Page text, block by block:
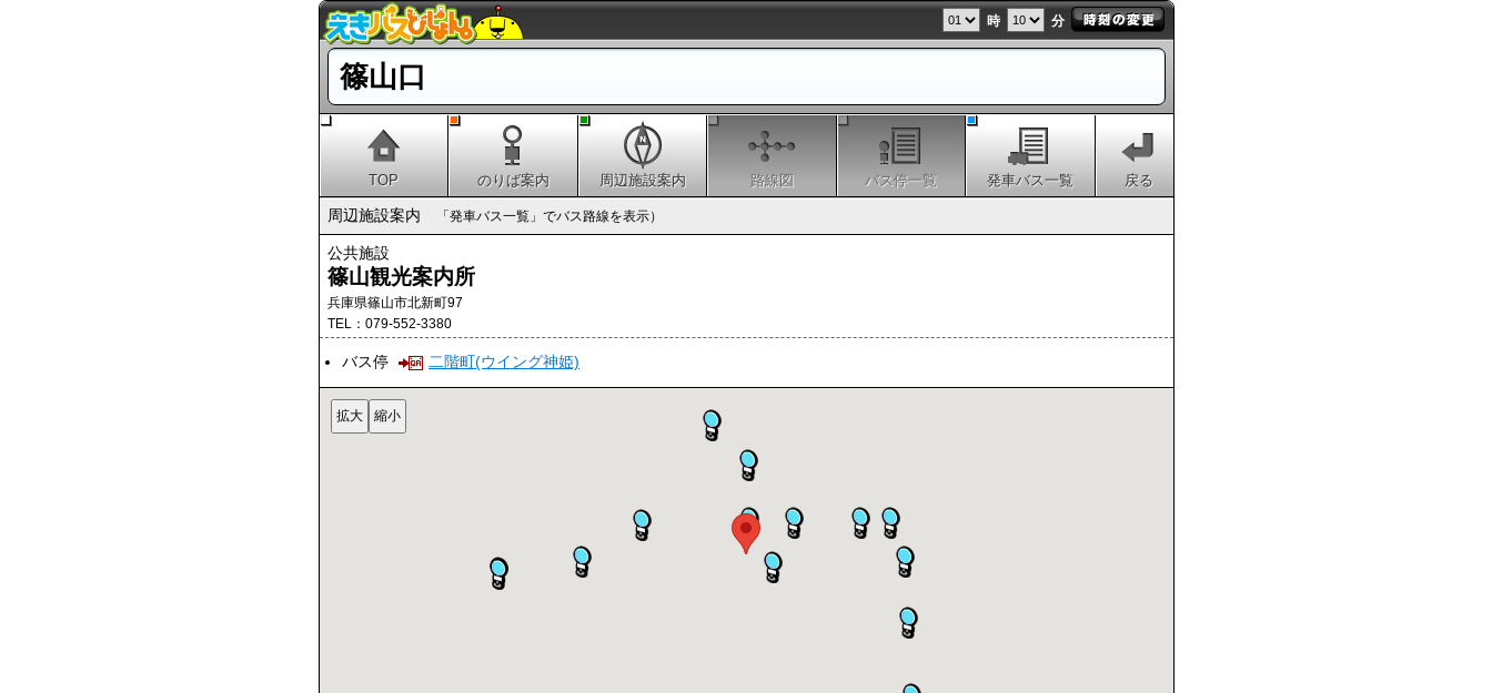
時 分
篠山口
TOP のりば案内 周辺施設案内 路線図 バス停一覧 発車バス一覧 戻る
周辺施設案内 「発車バス一覧」でバス路線を表示）
公共施設
篠山観光案内所
兵庫県篠山市北新町97
TEL：079-552-3380
バス停 二階町(ウイング神姫)